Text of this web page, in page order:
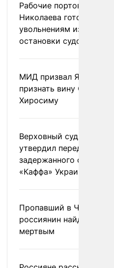
Рабочие портов
Николаева готовятся к
увольнениям из-за
остановки судоходства
МИД призвал Японию
признать вину США за
Хиросиму
Верховный суд Швеции
утвердил передачу
задержанного
«Каффа» Украине
Пропавший в
россиянин найден
мертвым